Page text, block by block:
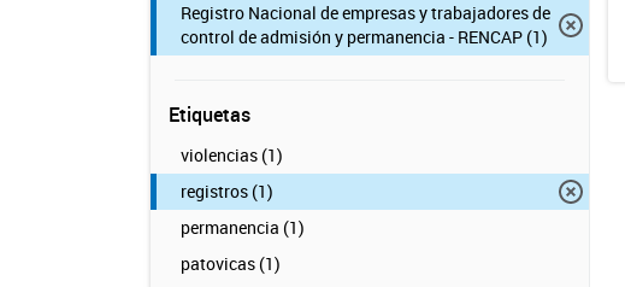
Registro Nacional de empresas y trabajadores de
control de admisión y permanencia - RENCAP (1)
Etiquetas
violencias (1)
registros (1)
permanencia (1)
patovicas (1)